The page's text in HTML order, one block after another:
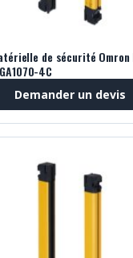
de sécurité Omron
4C
Demander un devis